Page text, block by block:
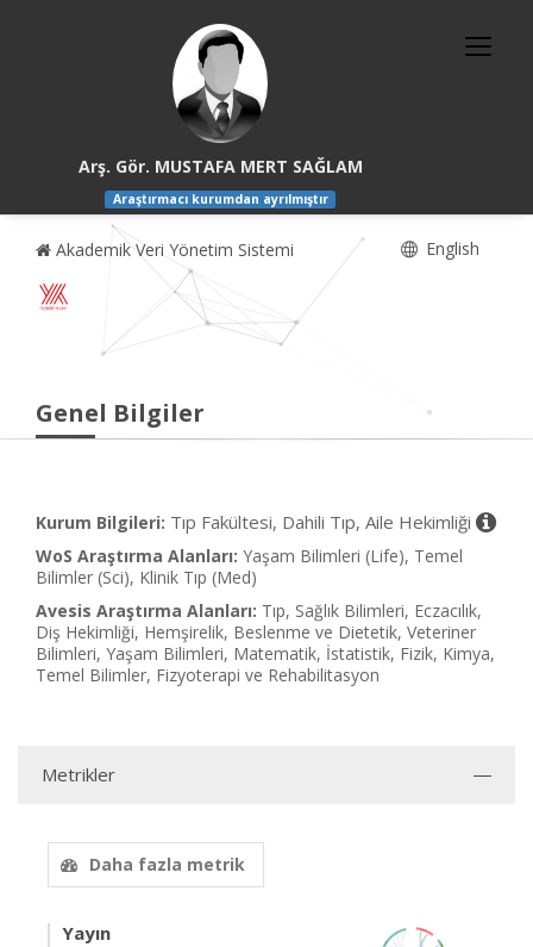
Arş. Gör. MUSTAFA MERT SAĞLAM
Araştırmacı kurumdan ayrılmıştır
Akademik Veri Yönetim Sistemi English
Genel Bilgiler
Kurum Bilgileri: Tıp Fakültesi, Dahili Tıp, Aile Hekimliği
WoS Araştırma Alanları: Yaşam Bilimleri (Life), Temel
Bilimler (Sci), Klinik Tıp (Med)
Avesis Araştırma Alanları: Tıp, Sağlık Bilimleri, Eczacılık,
Diş Hekimliği, Hemşirelik, Beslenme ve Dietetik, Veteriner
Bilimleri, Yaşam Bilimleri, Matematik, İstatistik, Fizik, Kimya,
Temel Bilimler, Fizyoterapi ve Rehabilitasyon
Metrikler
Daha fazla metrik
Yayın